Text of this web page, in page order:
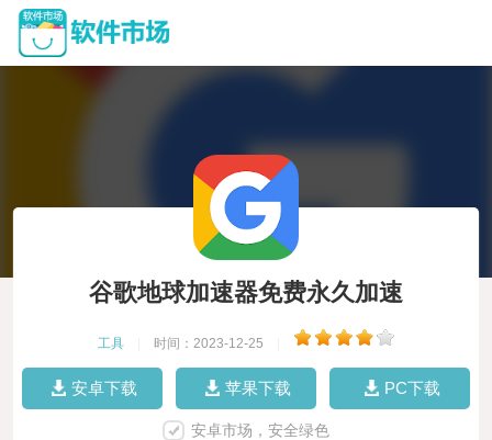
谷歌地球加速器免费永久加速
工具 时间：2023-12-25
安卓下载 苹果下载 PC下载
安卓市场，安全绿色